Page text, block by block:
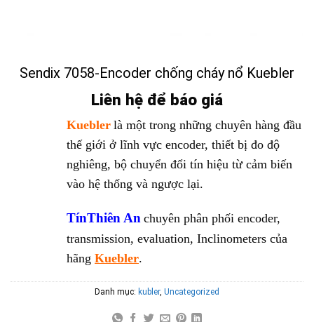
Sendix 7058-Encoder chống cháy nổ Kuebler
Liên hệ để báo giá
Kuebler là một trong những chuyên hàng đầu
thế giới ở lĩnh vực encoder, thiết bị đo độ
nghiêng, bộ chuyển đổi tín hiệu từ cảm biến
vào hệ thống và ngược lại.
TínThiên An chuyên phân phối encoder,
transmission, evaluation, Inclinometers của
hãng Kuebler.
Danh mục: kubler, Uncategorized